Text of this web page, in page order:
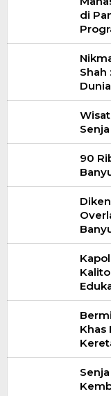
di
Shah
Dunia
90
Khas